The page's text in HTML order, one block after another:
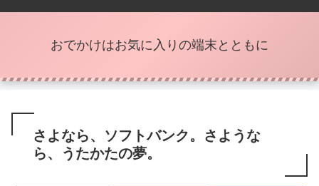
おでかけはお気に入りの端末とともに
さよなら、ソフトバンク。さような
ら、うたかたの夢。